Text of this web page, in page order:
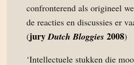
confronterend als origineel
de reacties en discussies er
(juryDutch Bloggies 2008)
‘Intellectuele stukken die